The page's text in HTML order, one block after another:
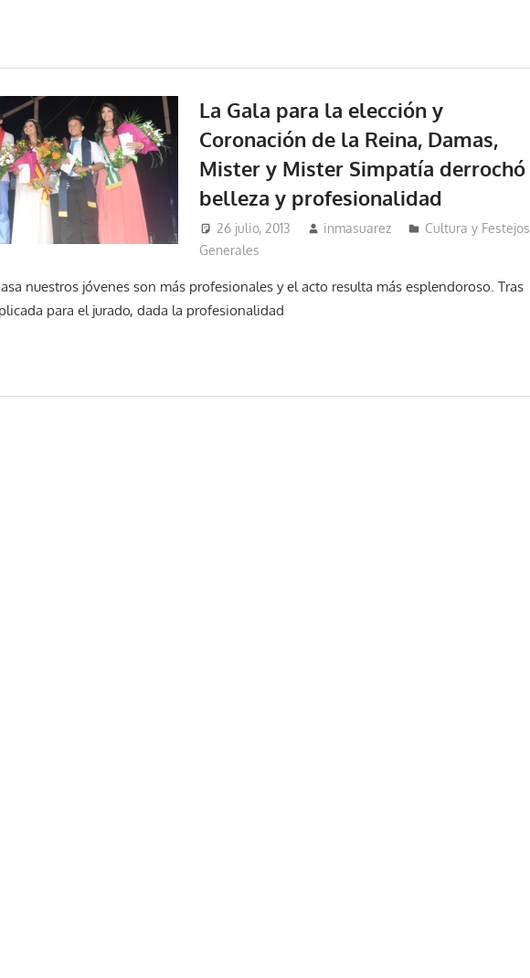
La Gala para la elección y
Coronación de la Reina, Damas,
Mister y Mister Simpatía derrochó
belleza y profesionalidad
26 julio, 2013 inmasuarez Cultura y Festejos
Generales
nuestros jóvenes son más profesionales y el acto resulta más esplendoroso. Tras
para el jurado, dada la profesionalidad